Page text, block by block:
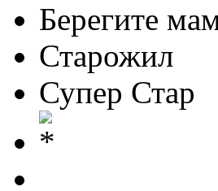
Берегите
Старожил
Супер Стар